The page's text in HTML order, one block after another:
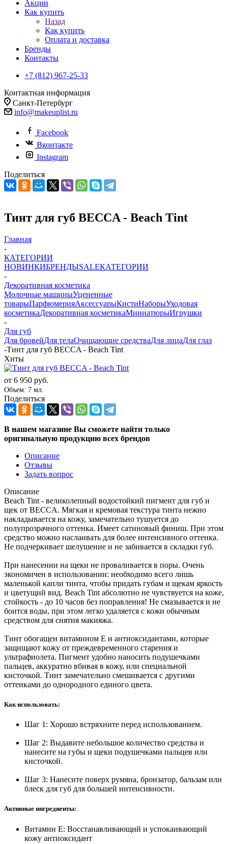
Акции
Как купить
Назад
Как купить
Оплата и доставка
Бренды
Контакты
+7 (812) 967-25-33
Контактная информация
Санкт-Петербург
info@makeuplist.ru
Facebook
Вконтакте
Instagram
Поделиться
Тинт для губ BECCA - Beach Tint
Главная
-
КАТЕГОРИИ
НОВИНКИБРЕНДЫSALEКАТЕГОРИИ
-
Декоративная косметика
Молочные машиныУцененные
товарыПарфюмерияАксессуарыКистиНаборыУходовая
косметикаДекоративная косметикаМиниатюрыИгрушки
-
Для губ
Для бровейДля телаОчищающие средстваДля лицаДля глаз
-Тинт для губ BECCA - Beach Tint
Хиты
от 6 950 руб.
Объем: 7 мл.
Поделиться
В нашем магазине Вы сможете найти только
оригинальную продукцию всех брендов
Описание
Отзывы
Задать вопрос
Описание
Beach Tint - великолепный водостойкий пигмент для губ и
щек от BECCA. Мягкая и кремовая текстура тинта нежно
накладывается на кожу, замечательно тушуется до
полупрозрачного оттенка. Имеет сатиновый финиш. При этом
средство можно наслаивать для более интенсивного оттенка.
Не подчеркивает шелушение и не забивается в складки губ.
При нанесении на щеки не проваливается в поры. Очень
экономичен в использовании: необходимо всего лишь
маленькой капли тинта, чтобы придать губам и щекам яркость
и цветущий вид. Beach Tint абсолютно не чувствуется на коже,
стойкость - до 10 часов без поправления! Не смазывается и не
боится воды, при этом легко удаляется с кожи обычным
средством для снятия макияжа.
Тинт обогащен витамином Е и антиоксидантами, которые
защищают кожу от преждевременного старения и
ультрафиолета. Пигмент удобно наносить подушечками
пальцев, аккуратно вбивая в кожу, или специальной
кисточкой. Тинт замечательно смешивается с другими
оттенками до однородного единого цвета.
Как использовать:
Шаг 1: Хорошо встряхните перед использованием.
Шаг 2: Выдавите небольшое количество средства и
нанесите на губы и щеки подушечками пальцев или
кисточкой.
Шаг 3: Нанесите поверх румяна, бронзатор, бальзам или
блеск для губ для большей интенсивности.
Активные ингредиенты:
Витамин E: Восстанавливающий и успокаивающий
кожу антиоксидант